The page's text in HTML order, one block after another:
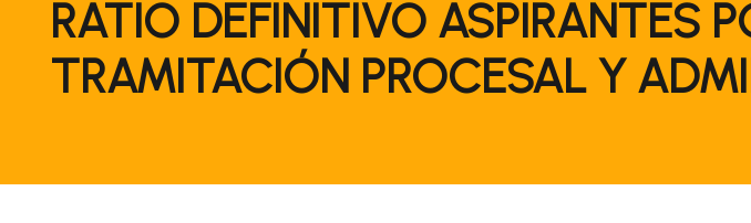
RATIO DEFINITIVO ASPIRANTES
TRAMITACIÓN PROCESAL Y